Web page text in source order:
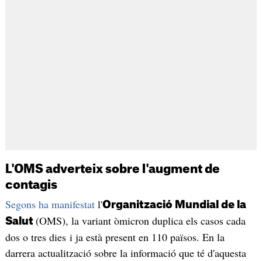
L'OMS adverteix sobre l'augment de
contagis
Segons ha manifestat l'Organització Mundial de la
Salut (OMS), la variant òmicron duplica els casos cada
dos o tres dies i ja està present en 110 països. En la
darrera actualització sobre la informació que té d'aquesta